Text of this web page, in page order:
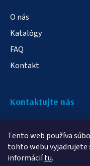
Tento web používa
tohto webu vyjadrujete
informáciítu.
O nás
Katalógy
FAQ
Kontakt
Kontaktujte nás
info@elampa.sk